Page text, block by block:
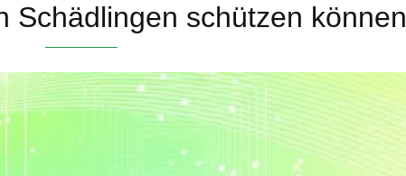
Schädlingen schützen können